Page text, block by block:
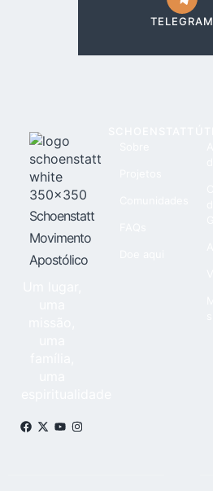
TELEGRAM
Schoenstatt
Movimento
Apostólico